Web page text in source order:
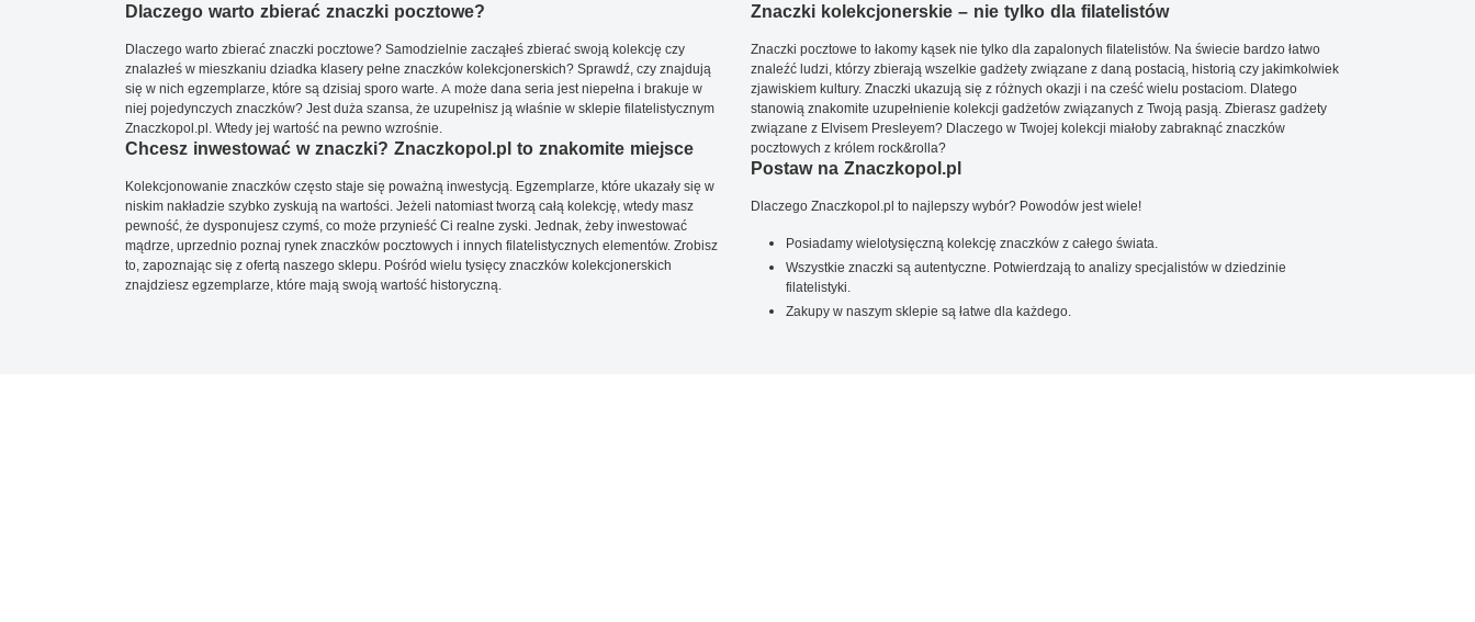
Dlaczego warto zbierać znaczki pocztowe?
Dlaczego warto zbierać znaczki pocztowe? Samodzielnie zacząłeś zbierać swoją kolekcję czy
znalazłeś w mieszkaniu dziadka klasery pełne znaczków kolekcjonerskich? Sprawdź, czy znajdują
się w nich egzemplarze, które są dzisiaj sporo warte. A może dana seria jest niepełna i brakuje w
niej pojedynczych znaczków? Jest duża szansa, że uzupełnisz ją właśnie w sklepie filatelistycznym
Znaczkopol.pl. Wtedy jej wartość na pewno wzrośnie.
Chcesz inwestować w znaczki? Znaczkopol.pl to znakomite miejsce
Kolekcjonowanie znaczków często staje się poważną inwestycją. Egzemplarze, które ukazały się w
niskim nakładzie szybko zyskują na wartości. Jeżeli natomiast tworzą całą kolekcję, wtedy masz
pewność, że dysponujesz czymś, co może przynieść Ci realne zyski. Jednak, żeby inwestować
mądrze, uprzednio poznaj rynek znaczków pocztowych i innych filatelistycznych elementów. Zrobisz
to, zapoznając się z ofertą naszego sklepu. Pośród wielu tysięcy znaczków kolekcjonerskich
znajdziesz egzemplarze, które mają swoją wartość historyczną.
Znaczki kolekcjonerskie – nie tylko dla filatelistów
Znaczki pocztowe to łakomy kąsek nie tylko dla zapalonych filatelistów. Na świecie bardzo łatwo
znaleźć ludzi, którzy zbierają wszelkie gadżety związane z daną postacią, historią czy jakimkolwiek
zjawiskiem kultury. Znaczki ukazują się z różnych okazji i na cześć wielu postaciom. Dlatego
stanowią znakomite uzupełnienie kolekcji gadżetów związanych z Twoją pasją. Zbierasz gadżety
związane z Elvisem Presleyem? Dlaczego w Twojej kolekcji miałoby zabraknąć znaczków
pocztowych z królem rock&rolla?
Postaw na Znaczkopol.pl
Dlaczego Znaczkopol.pl to najlepszy wybór? Powodów jest wiele!
Posiadamy wielotysięczną kolekcję znaczków z całego świata.
Wszystkie znaczki są autentyczne. Potwierdzają to analizy specjalistów w dziedzinie
filatelistyki.
Zakupy w naszym sklepie są łatwe dla każdego.